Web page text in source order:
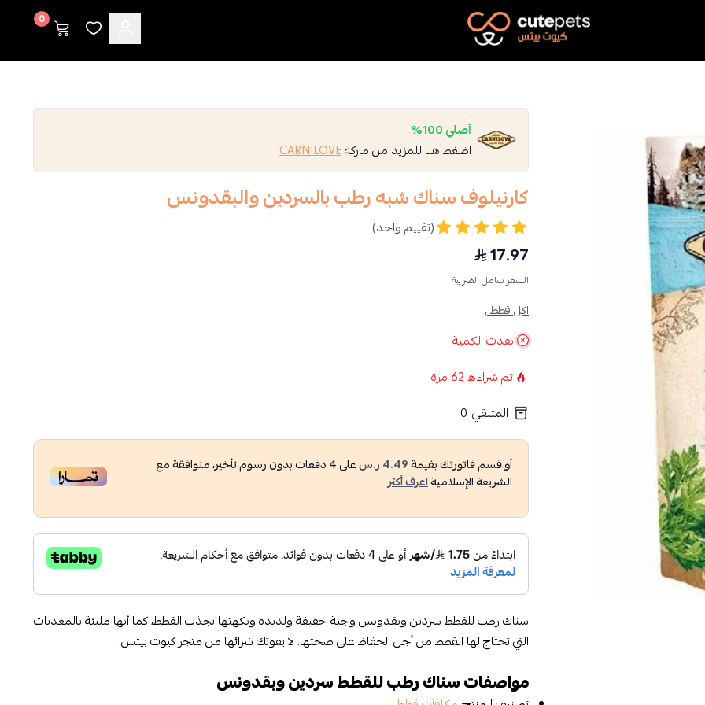
Cutepets
0
أصلي 100%
اضغط هنا للمزيد من ماركةCARNILOVE
كارنيلوف سناك شبه رطب بالسردين والبقدونس
(تقييم واحد)
17.97
السعر شامل الضريبة
اكل قطط ,
نفدت الكمية
تم شراءه62مرة
المتبقي 0
أو قسم فاتورتك بقيمة4.49 ر.س على4دفعات بدون رسوم تأخير، متوافقة مع
الشريعة الإسلاميةاعرف أكثر
سناك رطب للقطط سردين وبقدونس وجبة خفيفة ولذيذة ونكهتها تجذب القطط، كما أنها مليئة بالمغذيات
التي تحتاج لها القطط من أجل الحفاظ على صحتها. لا يفوتك شرائها من متجر كيوت بيتس.
مواصفات سناك رطب للقطط سردين وبقدونس